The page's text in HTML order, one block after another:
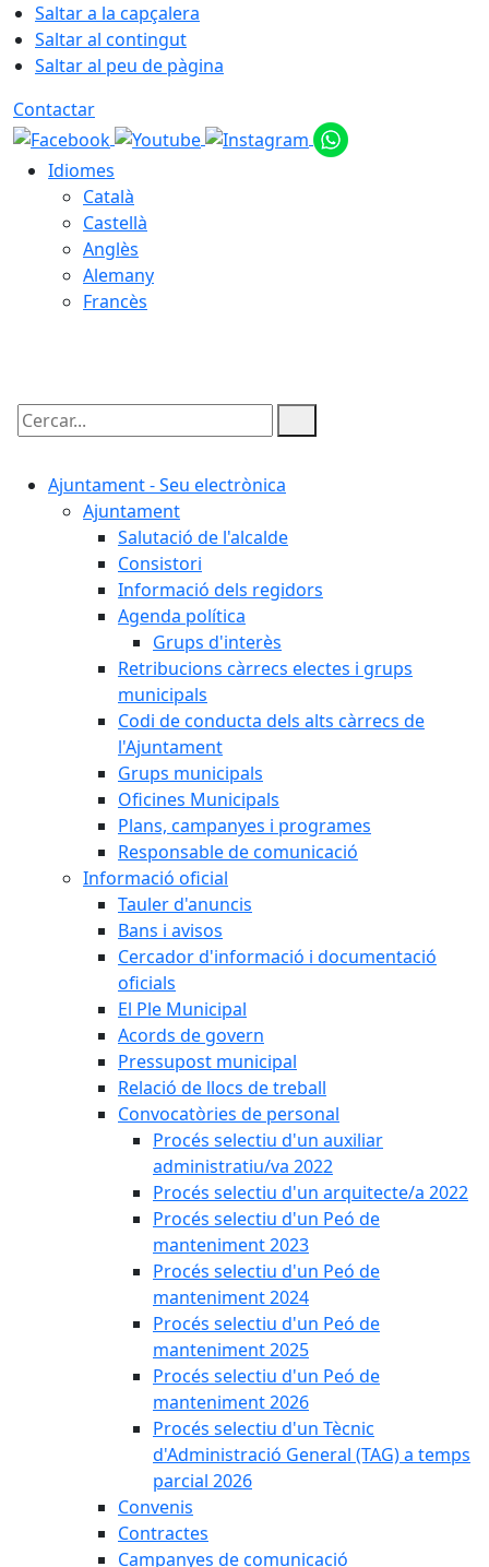
Saltar a la capçalera
Saltar al contingut
Saltar al peu de pàgina
Contactar
Idiomes
Català
Castellà
Anglès
Alemany
Francès
Cercar:
Ajuntament - Seu electrònica
Ajuntament
Salutació de l'alcalde
Consistori
Informació dels regidors
Agenda política
Grups d'interès
Retribucions càrrecs electes i grups
municipals
Codi de conducta dels alts càrrecs de
l'Ajuntament
Grups municipals
Oficines Municipals
Plans, campanyes i programes
Responsable de comunicació
Informació oficial
Tauler d'anuncis
Bans i avisos
Cercador d'informació i documentació
oficials
El Ple Municipal
Acords de govern
Pressupost municipal
Relació de llocs de treball
Convocatòries de personal
Procés selectiu d'un auxiliar
administratiu/va 2022
Procés selectiu d'un arquitecte/a 2022
Procés selectiu d'un Peó de
manteniment 2023
Procés selectiu d'un Peó de
manteniment 2024
Procés selectiu d'un Peó de
manteniment 2025
Procés selectiu d'un Peó de
manteniment 2026
Procés selectiu d'un Tècnic
d'Administració General (TAG) a temps
parcial 2026
Convenis
Contractes
Campanyes de comunicació